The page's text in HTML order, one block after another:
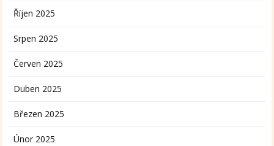
Říjen 2025
Srpen 2025
Červen 2025
Duben 2025
Březen 2025
Únor 2025